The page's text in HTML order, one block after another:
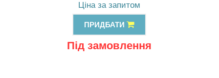
Ціна за запитом
ПРИДБАТИ
Під замовлення